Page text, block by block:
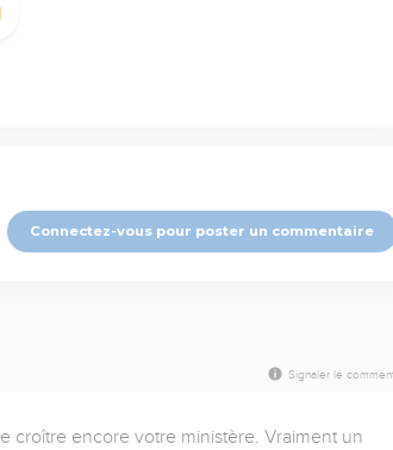
Connectez-vous pour poster un commentaire
Signaler le
croître encore votre ministère. Vraiment un